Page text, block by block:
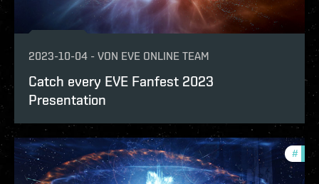
2023-10-04 - VON EVE ONLINE TEAM
Catch every EVE Fanfest 2023
Presentation
#